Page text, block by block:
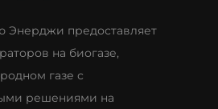
Энерджи предоставляет
на биогазе,
газе с
решениями на